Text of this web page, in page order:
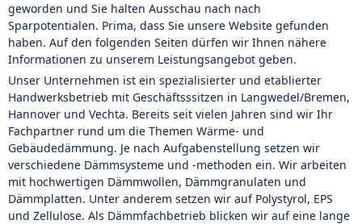
geworden und Sie halten Ausschau nach nach
Sparpotentialen. Prima, dass Sie unsere Website gefunden
haben. Auf den folgenden Seiten dürfen wir Ihnen nähere
Informationen zu unserem Leistungsangebot geben.
Unser Unternehmen ist ein spezialisierter und etablierter
Handwerksbetrieb mit Geschäftsssitzen in Langwedel/Bremen,
Hannover und Vechta. Bereits seit vielen Jahren sind wir Ihr
Fachpartner rund um die Themen Wärme- und
Gebäudedämmung. Je nach Aufgabenstellung setzen wir
verschiedene Dämmsysteme und -methoden ein. Wir arbeiten
mit hochwertigen Dämmwollen, Dämmgranulaten und
Dämmplatten. Unter anderem setzen wir auf Polystyrol, EPS
und Zellulose. Als Dämmfachbetrieb blicken wir auf eine lange